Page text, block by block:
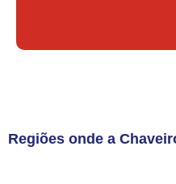
Regiões onde a